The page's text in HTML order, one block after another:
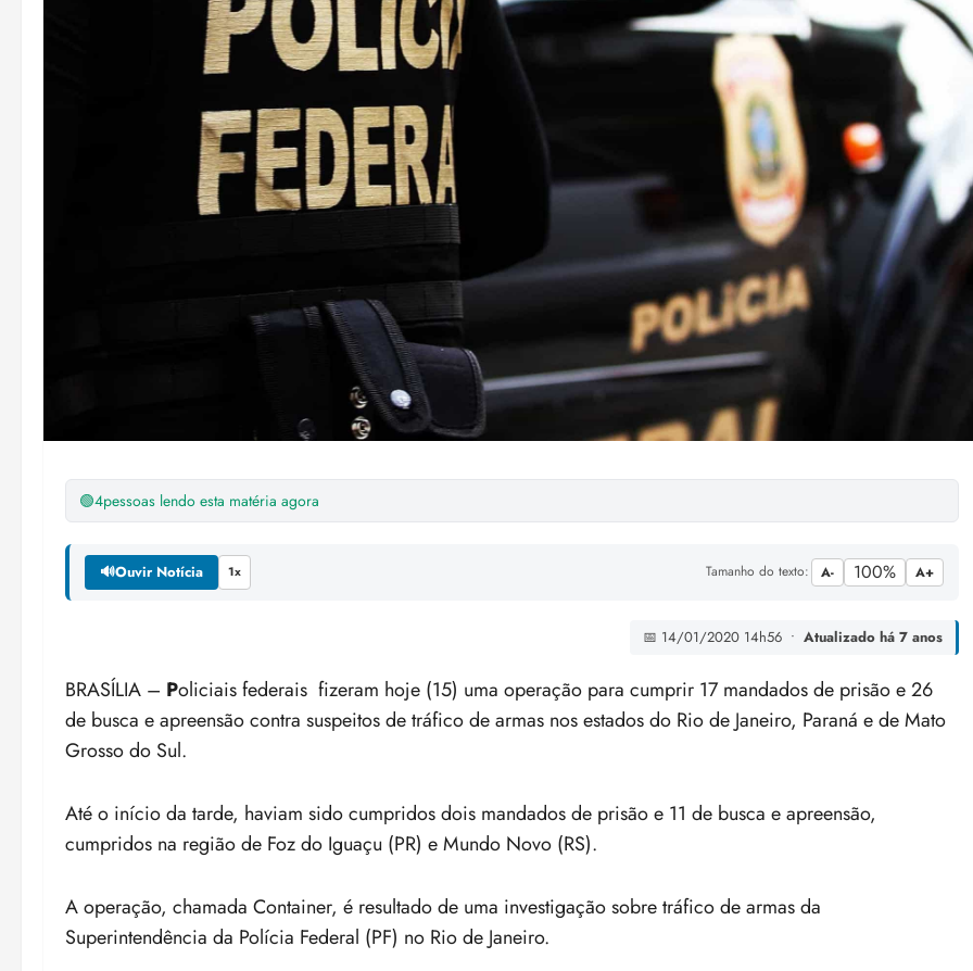
🟢4pessoas lendo esta matéria agora
🔊Ouvir Notícia 1x Tamanho do texto: A- 100% A+
📅 14/01/2020 14h56 • Atualizado há 7 anos
BRASÍLIA – Policiais federais fizeram hoje (15) uma operação para cumprir 17 mandados de prisão e 26
de busca e apreensão contra suspeitos de tráfico de armas nos estados do Rio de Janeiro, Paraná e de Mato
Grosso do Sul.
Até o início da tarde, haviam sido cumpridos dois mandados de prisão e 11 de busca e apreensão,
cumpridos na região de Foz do Iguaçu (PR) e Mundo Novo (RS).
A operação, chamada Container, é resultado de uma investigação sobre tráfico de armas da
Superintendência da Polícia Federal (PF) no Rio de Janeiro.